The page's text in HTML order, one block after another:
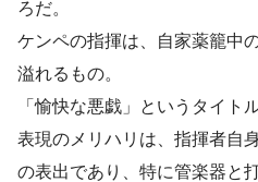
ろだ。
ケンペの指揮は、自家薬籠中
溢れるもの。
「愉快な悪戯」というタイト
表現のメリハリは、指揮者自
の表出であり、特に管楽器と